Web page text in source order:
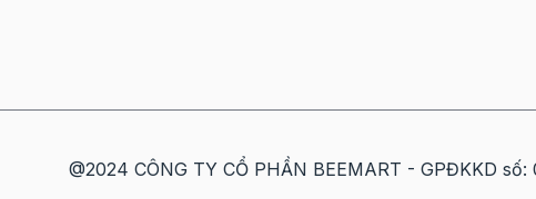
@2024 CÔNG TY CỔ PHẦN BEEMART - GPĐKKD